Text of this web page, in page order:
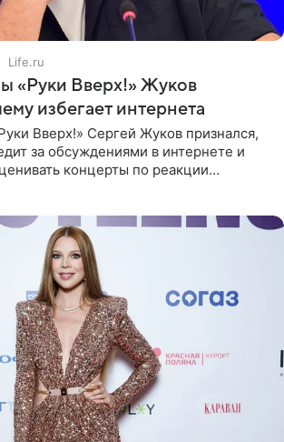
Life.ru
«Руки Вверх!» Жуков
избегает интернета
Вверх!» Сергей Жуков признался,
за обсуждениями в интернете и
концерты по реакции